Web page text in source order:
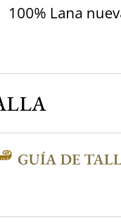
100% Lana
GUÍA DE